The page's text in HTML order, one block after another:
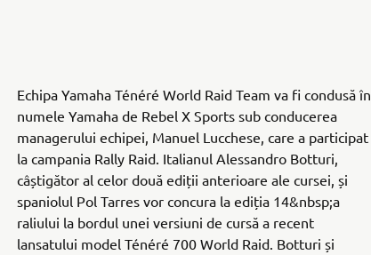
Echipa Yamaha Ténéré World Raid Team va fi condusă în
numele Yamaha de Rebel X Sports sub conducerea
managerului echipei, Manuel Lucchese, care a participat
la campania Rally Raid. Italianul Alessandro Botturi,
câștigător al celor două ediții anterioare ale cursei, și
spaniolul Pol Tarres vor concura la ediția 14&nbsp;a
raliului la bordul unei versiuni de cursă a recent
lansatului model Ténéré 700 World Raid. Botturi și